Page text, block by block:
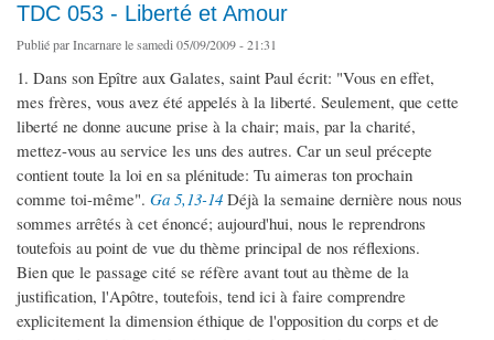
TDC 053 - Liberté et Amour
Publié parIncarnarele samedi 05/09/2009 - 21:31
1. Dans son Epître aux Galates, saint Paul écrit: "Vous en effet,
mes frères, vous avez été appelés à la liberté. Seulement, que cette
liberté ne donne aucune prise à la chair; mais, par la charité,
mettez-vous au service les uns des autres. Car un seul précepte
contient toute la loi en sa plénitude: Tu aimeras ton prochain
comme toi-même". Ga 5,13-14 Déjà la semaine dernière nous nous
sommes arrêtés à cet énoncé; aujourd'hui, nous le reprendrons
toutefois au point de vue du thème principal de nos réflexions.
Bien que le passage cité se réfère avant tout au thème de la
justification, l'Apôtre, toutefois, tend ici à faire comprendre
explicitement la dimension éthique de l'opposition du corps et de